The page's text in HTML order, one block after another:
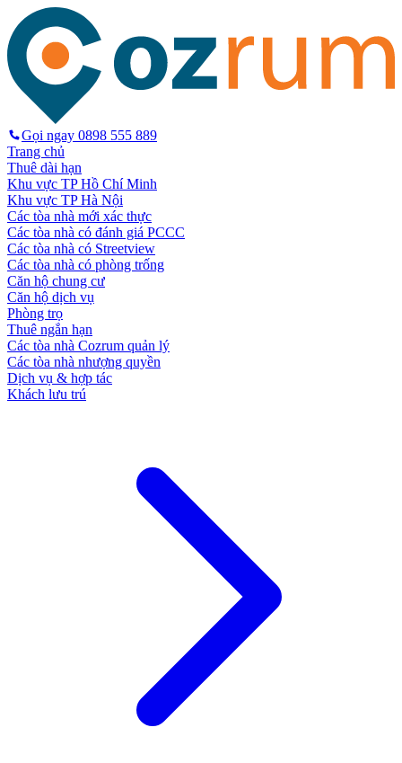
Gọi ngay 0898 555 889
Trang chủ
Thuê dài hạn
Khu vực TP Hồ Chí Minh
Khu vực TP Hà Nội
Các tòa nhà mới xác thực
Các tòa nhà có đánh giá PCCC
Các tòa nhà có Streetview
Các tòa nhà có phòng trống
Căn hộ chung cư
Căn hộ dịch vụ
Phòng trọ
Thuê ngắn hạn
Các tòa nhà Cozrum quản lý
Các tòa nhà nhượng quyền
Dịch vụ & hợp tác
Khách lưu trú